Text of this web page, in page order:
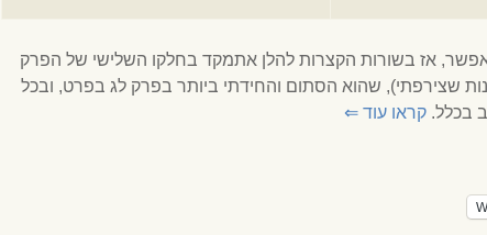
אז בשורות הקצרות להלן אתמקד בחלקו השלישי של הפרק
לפי התמונות שצירפתי), שהוא הסתום והחידתי ביותר בפרק לג בפרט, ובכל
בכלל. קראו עוד ⇐